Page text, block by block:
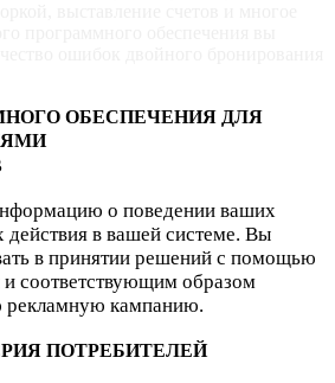
ОБЕСПЕЧЕНИЯ ДЛЯ
о поведении ваших
действия в вашей системе. Вы
в принятии решений с помощью
соответствующим образом
рекламную кампанию.
ПОТРЕБИТЕЛЕЙ